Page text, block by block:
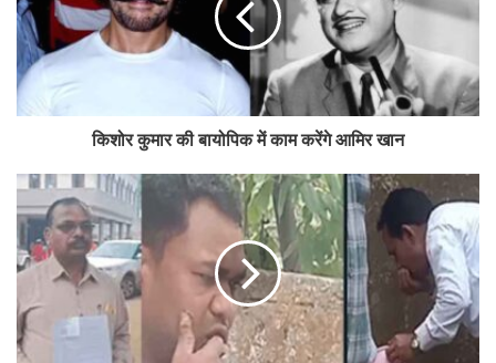
किशोर कुमार की बायोपिक में काम करेंगे आमिर खान